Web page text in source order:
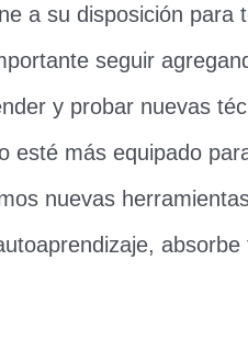
a su disposición para
seguir
y probar nuevas
esté más equipado
nuevas